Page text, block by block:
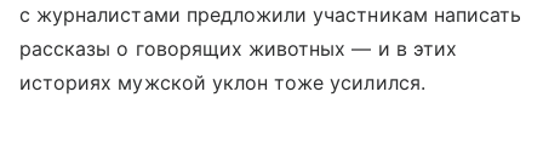
с журналистами предложили участникам написать
рассказы о говорящих животных — и в этих
историях мужской уклон тоже усилился.